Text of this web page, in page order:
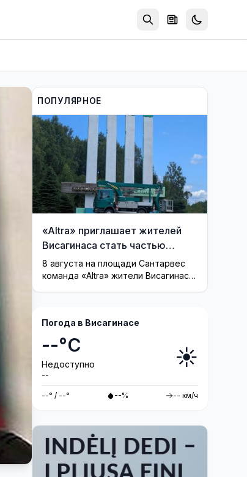
ПОПУЛЯРНОЕ
«Altra» приглашает жителей
Висагинаса стать частью
истории обновлённой стелы
8 августа на площади Сантарвес
команда «Altra» жители Висагинаса
Погода в Висагинасе
--°C
Недоступно
--
☀️
--° / --° --% -- км/ч